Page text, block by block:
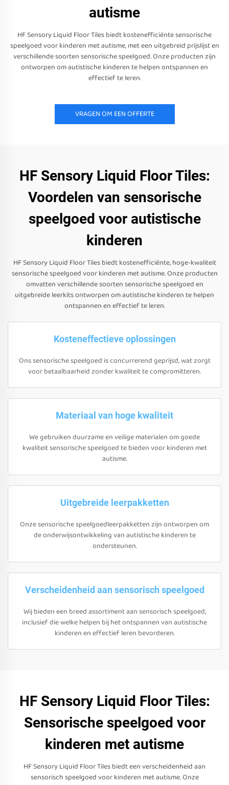
autisme
HF Sensory Liquid Floor Tiles biedt kostenefficiënte sensorische
speelgoed voor kinderen met autisme, met een uitgebreid prijslijst en
verschillende soorten sensorische speelgoed. Onze producten zijn
ontworpen om autistische kinderen te helpen ontspannen en
effectief te leren.
VRAGEN OM EEN OFFERTE
HF Sensory Liquid Floor Tiles:
Voordelen van sensorische
speelgoed voor autistische
kinderen
HF Sensory Liquid Floor Tiles biedt kostenefficiënte, hoge-kwaliteit
sensorische speelgoed voor kinderen met autisme. Onze producten
omvatten verschillende soorten sensorische speelgoed en
uitgebreide leerkits ontworpen om autistische kinderen te helpen
ontspannen en effectief te leren.
Kosteneffectieve oplossingen
Ons sensorische speelgoed is concurrerend geprijsd, wat zorgt
voor betaalbaarheid zonder kwaliteit te compromitteren.
Materiaal van hoge kwaliteit
We gebruiken duurzame en veilige materialen om goede
kwaliteit sensorische speelgoed te bieden voor kinderen met
autisme.
Uitgebreide leerpakketten
Onze sensorische speelgoedleerpakketten zijn ontworpen om
de onderwijsontwikkeling van autistische kinderen te
ondersteunen.
Verscheidenheid aan sensorisch speelgoed
Wij bieden een breed assortiment aan sensorisch speelgoed,
inclusief die welke helpen bij het ontspannen van autistische
kinderen en effectief leren bevorderen.
HF Sensory Liquid Floor Tiles:
Sensorische speelgoed voor
kinderen met autisme
HF Sensory Liquid Floor Tiles biedt een verscheidenheid aan
sensorisch speelgoed voor kinderen met autisme. Onze